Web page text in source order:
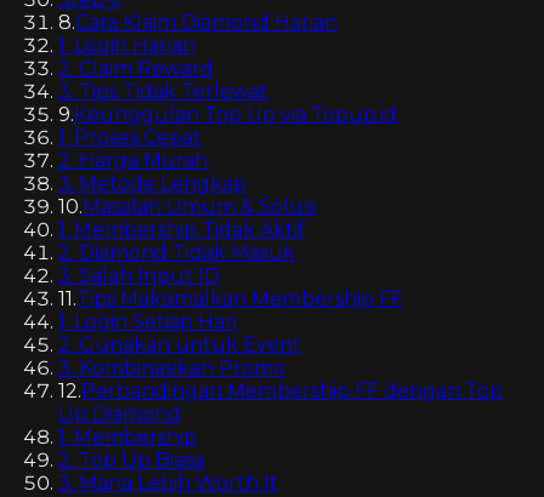
8.Cara Klaim Diamond Harian
1. Login Harian
2. Claim Reward
3. Tips Tidak Terlewat
9. Keunggulan Top Up via Topup.id
1. Proses Cepat
2. Harga Murah
3. Metode Lengkap
10. Masalah Umum & Solusi
1. Membership Tidak Aktif
2. Diamond Tidak Masuk
3. Salah Input ID
11 .Tips Maksimalkan Membership FF
1. Login Setiap Hari
2. Gunakan untuk Event
3. Kombinasikan Promo
12. Perbandingan Membership FF dengan Top
Up Diamond
1. Membership
2. Top Up Biasa
3. Mana Lebih Worth It